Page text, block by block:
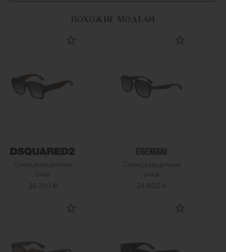
ПОХОЖИЕ МОДЕЛИ
Солнцезащитные
очки
26 250 ₽
Солнцезащитные
очки
24 800 ₽